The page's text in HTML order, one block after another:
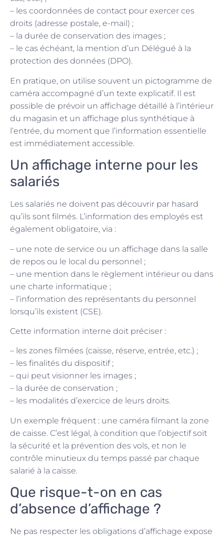
– les coordonnées de contact pour exercer ces
droits (adresse postale, e-mail) ;
– la durée de conservation des images ;
– le cas échéant, la mention d’un Délégué à la
protection des données (DPO).
En pratique, on utilise souvent un pictogramme de
caméra accompagné d’un texte explicatif. Il est
possible de prévoir un affichage détaillé à l’intérieur
du magasin et un affichage plus synthétique à
l’entrée, du moment que l’information essentielle
est immédiatement accessible.
Un affichage interne pour les
salariés
Les salariés ne doivent pas découvrir par hasard
qu’ils sont filmés. L’information des employés est
également obligatoire, via :
– une note de service ou un affichage dans la salle
de repos ou le local du personnel ;
– une mention dans le règlement intérieur ou dans
une charte informatique ;
– l’information des représentants du personnel
lorsqu’ils existent (CSE).
Cette information interne doit préciser :
– les zones filmées (caisse, réserve, entrée, etc.) ;
– les finalités du dispositif ;
– qui peut visionner les images ;
– la durée de conservation ;
– les modalités d’exercice de leurs droits.
Un exemple fréquent : une caméra filmant la zone
de caisse. C’est légal, à condition que l’objectif soit
la sécurité et la prévention des vols, et non le
contrôle minutieux du temps passé par chaque
salarié à la caisse.
Que risque-t-on en cas
d’absence d’affichage ?
Ne pas respecter les obligations d’affichage expose